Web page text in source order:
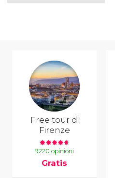
Free tour di
Firenze
9220 opinioni
Gratis